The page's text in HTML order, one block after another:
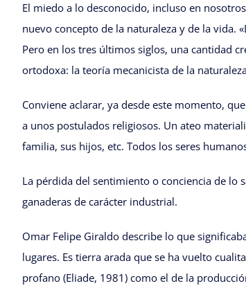
El miedo a lo desconocido, incluso en
nuevo concepto de la naturaleza y de la vida.
Pero en los tres últimos siglos, una cantidad
ortodoxa: la teoría mecanicista de la
Conviene aclarar, ya desde este momento,
a unos postulados religiosos. Un ateo
familia, sus hijos, etc. Todos los seres
La pérdida del sentimiento o conciencia de lo
ganaderas de carácter industrial.
Omar Felipe Giraldo describe lo que
lugares. Es tierra arada que se ha vuelto
profano (Eliade, 1981) como el de la